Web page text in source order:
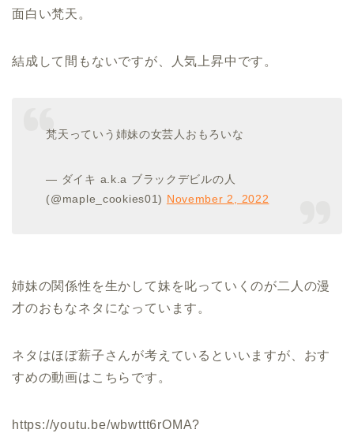
面白い梵天。
結成して間もないですが、人気上昇中です。
梵天っていう姉妹の女芸人おもろいな
— ダイキ a.k.a ブラックデビルの人
(@maple_cookies01) November 2, 2022
姉妹の関係性を生かして妹を叱っていくのが二人の漫
才のおもなネタになっています。
ネタはほぼ薪子さんが考えているといいますが、おす
すめの動画はこちらです。
https://youtu.be/wbwttt6rOMA?